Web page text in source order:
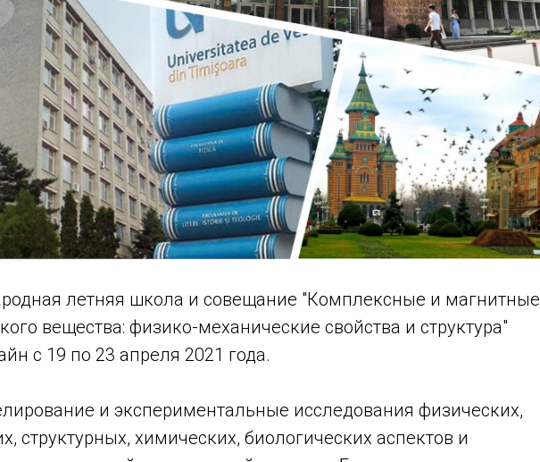
летняя школа и совещание "Комплексные и магнитные
вещества: физико-механические свойства и структура"
с 19 по 23 апреля 2021 года.
и экспериментальные исследования физических,
структурных, химических, биологических аспектов и